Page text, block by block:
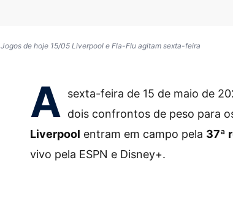
Jogos de hoje 15/05 Liverpool e Fla-Flu agitam sexta-feira
A sexta-feira de 15 de maio de
dois confrontos de peso para
Liverpool entram em campo pela 37ª
vivo pela ESPN e Disney+.